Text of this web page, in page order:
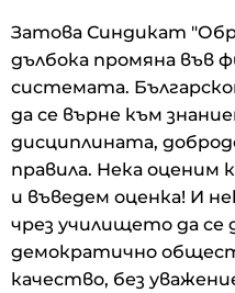
Затова Синдикат
дълбока промяна във
системата.
да се върне към
дисциплината,
правила. Нека
и въведем оценка! И
чрез училището да
демократично
качество, без